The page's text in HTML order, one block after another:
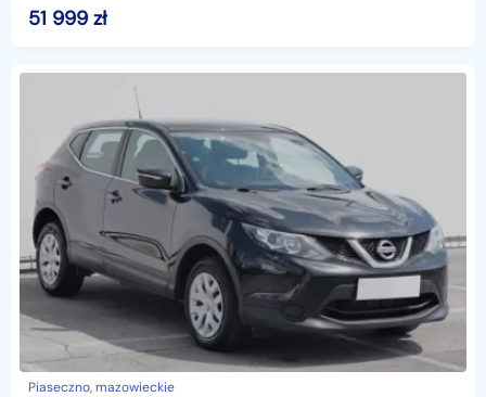
na dzień wystawienia ogłoszenia. Przed przyjazdem do
salonu
51 999 zł
Piaseczno, mazowieckie